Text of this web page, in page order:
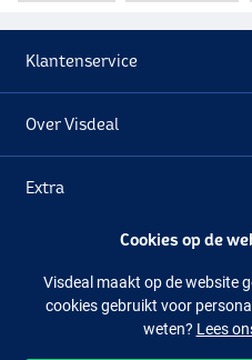
Klantenservice
Over Visdeal
Extra
Facebook
Cookies op de
Visdeal maakt op de website
cookies gebruikt voor
weten? Lees